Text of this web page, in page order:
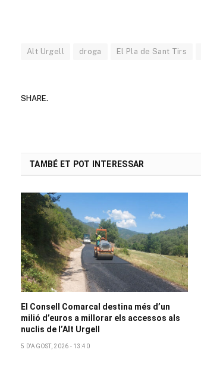
Alt Urgell droga El Pla de Sant Tirs
SHARE.
TAMBÉ ET POT INTERESSAR
El Consell Comarcal destina més d’un
milió d’euros a millorar els accessos als
nuclis de l’Alt Urgell
5 D'AGOST, 2026 - 13:40